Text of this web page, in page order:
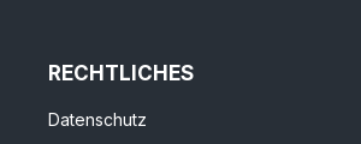
RECHTLICHES
Datenschutz